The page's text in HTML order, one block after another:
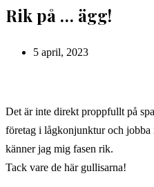
Rik på … ägg!
Inlägget
5 april, 2023
Det är inte direkt proppfullt på
företag i lågkonjunktur och
känner jag mig fasen rik.
Tack vare de här gullisarna!